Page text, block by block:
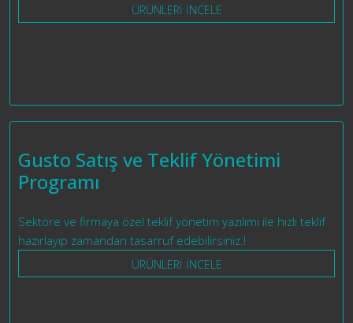
ÜRÜNLERİ İNCELE
Gusto Satış ve Teklif Yönetimi
Programı
Sektöre ve firmaya özel teklif yönetim yazılımı ile hızlı teklif
hazırlayıp zamandan tasarruf edebilirsiniz.!
ÜRÜNLERİ İNCELE